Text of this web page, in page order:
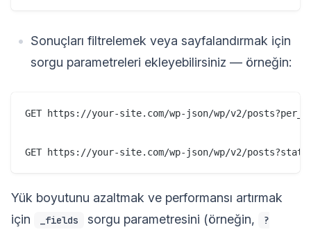
Sonuçları filtrelemek veya sayfalandırmak için
sorgu parametreleri ekleyebilirsiniz — örneğin:
GET https://your-site.com/wp-json/wp/v2/
Yük boyutunu azaltmak ve performansı artırmak
için
_fields sorgu parametresini (örneğin,
?